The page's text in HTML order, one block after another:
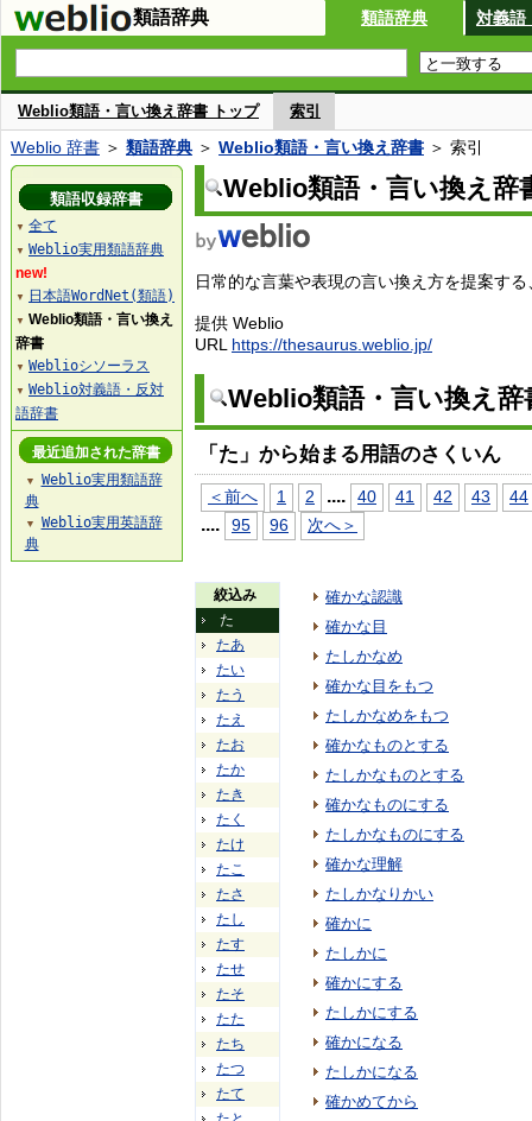
類語辞典 類語辞典 対義語
Weblio類語・言い換え辞書 トップ 索引
Weblio 辞書 ＞ 類語辞典 ＞ Weblio類語・言い換え辞書 ＞ 索引
Weblio類語・言い換え辞
日常的な言葉や表現の言い換え方を提案す
提供 Weblio
URL https://thesaurus.weblio.jp/
Weblio類語・言い換え
「た」から始まる用語のさくいん
＜前へ 1 2 .... 40 41 42 43 44
.... 95 96 次へ＞
絞込み
た
たあ
たい
たう
たえ
たお
たか
たき
たく
たけ
たこ
たさ
たし
たす
たせ
たそ
たた
たち
たつ
たて
確かな認識
確かな目
たしかなめ
確かな目をもつ
たしかなめをもつ
確かなものとする
たしかなものとする
確かなものにする
たしかなものにする
確かな理解
たしかなりかい
確かに
たしかに
確かにする
たしかにする
確かになる
たしかになる
確かめてから
類語収録辞書
▼ 全て
▼ Weblio実用類語辞典
new!
▼ 日本語WordNet(類語)
▼ Weblio類語・言い換え
辞書
▼ Weblioシソーラス
▼ Weblio対義語・反対
語辞書
最近追加された辞書
▼
Weblio実用類語辞
典
▼
Weblio実用英語辞
典